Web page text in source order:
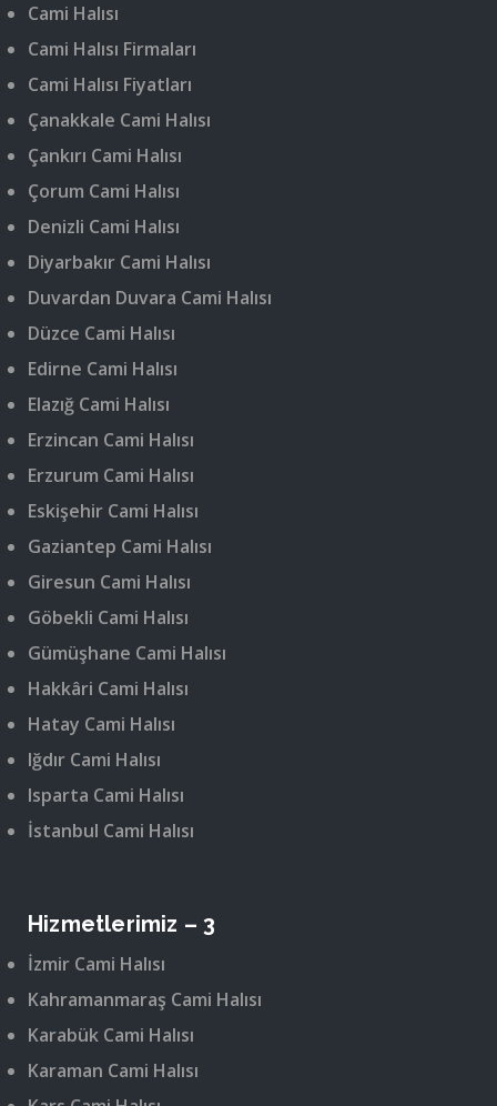
Cami Halısı
Cami Halısı Firmaları
Cami Halısı Fiyatları
Çanakkale Cami Halısı
Çankırı Cami Halısı
Çorum Cami Halısı
Denizli Cami Halısı
Diyarbakır Cami Halısı
Duvardan Duvara Cami Halısı
Düzce Cami Halısı
Edirne Cami Halısı
Elazığ Cami Halısı
Erzincan Cami Halısı
Erzurum Cami Halısı
Eskişehir Cami Halısı
Gaziantep Cami Halısı
Giresun Cami Halısı
Göbekli Cami Halısı
Gümüşhane Cami Halısı
Hakkâri Cami Halısı
Hatay Cami Halısı
Iğdır Cami Halısı
Isparta Cami Halısı
İstanbul Cami Halısı
Hizmetlerimiz – 3
İzmir Cami Halısı
Kahramanmaraş Cami Halısı
Karabük Cami Halısı
Karaman Cami Halısı